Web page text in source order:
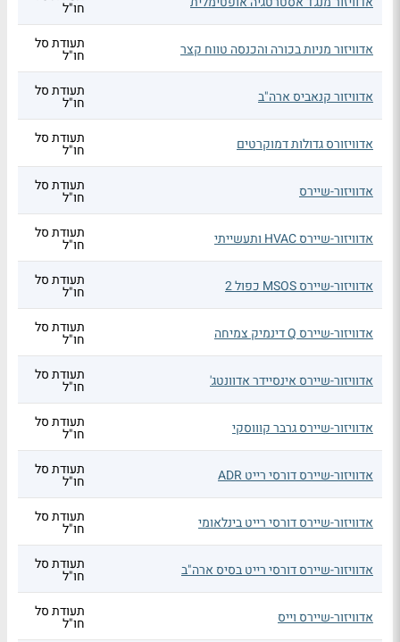
חו"ל
אדוויזור מניות בכורה והכנסה טווח קצר תעודת סל
חו"ל
אדוויזור קנאביס ארה"ב תעודת סל
חו"ל
אדוויזורס גדולות דמוקרטים תעודת סל
חו"ל
אדוויזור-שיירס תעודת סל
חו"ל
אדוויזור-שיירס HVAC ותעשייתי תעודת סל
חו"ל
אדוויזור-שיירס MSOS כפול 2 תעודת סל
חו"ל
אדוויזור-שיירס Q דינמיק צמיחה תעודת סל
חו"ל
אדוויזור-שיירס אינסיידר אדוונטג' תעודת סל
חו"ל
אדוויזור-שיירס גרבר קוווסקי תעודת סל
חו"ל
אדוויזור-שיירס דורסי רייט ADR תעודת סל
חו"ל
אדוויזור-שיירס דורסי רייט בינלאומי תעודת סל
חו"ל
אדוויזור-שיירס דורסי רייט בסיס ארה"ב תעודת סל
חו"ל
אדוויזור-שיירס וייס תעודת סל
חו"ל